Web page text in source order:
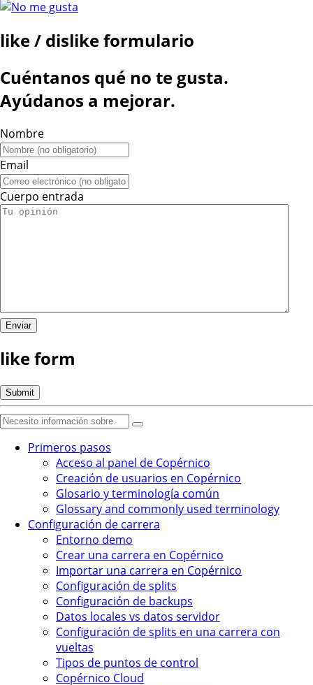
like / dislike formulario
Cuéntanos qué no te gusta.
Ayúdanos a mejorar.
Nombre
Email
Cuerpo entrada
like form
Primeros pasos
Acceso al panel de Copérnico
Creación de usuarios en Copérnico
Glosario y terminología común
Glossary and commonly used terminology
Configuración de carrera
Entorno demo
Crear una carrera en Copérnico
Importar una carrera en Copérnico
Configuración de splits
Configuración de backups
Datos locales vs datos servidor
Configuración de splits en una carrera con
vueltas
Tipos de puntos de control
Copérnico Cloud